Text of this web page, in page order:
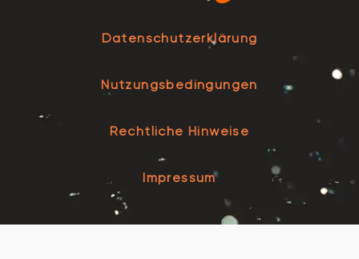
Datenschutzerklärung
Nutzungsbedingungen
Rechtliche Hinweise
Impressum